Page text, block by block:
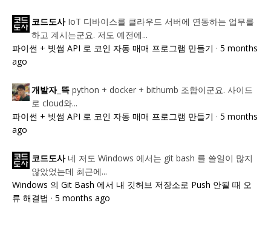
코드도사 IoT 디바이스를 클라우드 서버에 연동하는 업무를
하고 계시는군요. 저도 예전에...
파이썬 + 빗썸 API 로 코인 자동 매매 프로그램 만들기 · 5 months
ago
개발자_뜩 python + docker + bithumb 조합이군요. 사이드
로 cloud와...
파이썬 + 빗썸 API 로 코인 자동 매매 프로그램 만들기 · 5 months
ago
코드도사 네 저도 Windows 에서는 git bash 를 쓸일이 많지
않았었는데 최근에...
Windows 의 Git Bash 에서 내 깃허브 저장소로 Push 안될 때 오
류 해결법 · 5 months ago